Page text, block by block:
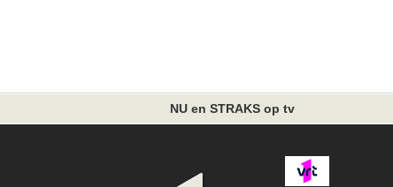
NU en STRAKS op tv